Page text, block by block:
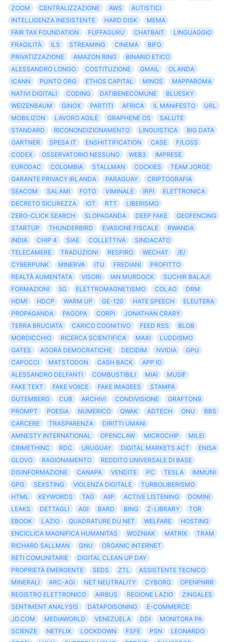
ZOOM
CENTRALIZZAZIONE AWS
AUTISTICI
INTELLIGENZA INESISTENTE
HARD DISK
MEMA
FAIR TAX FOUNDATION
FUFFAGURU CHATBAIT
LINGUAGGIO
FRAGILITÀ
ILS STREAMING CINEMA
BIFO
PRIVATIZZAZIONE
AMAZON RING
BINARIO ETICO
ALESSANDRO LONGO
COSTITUZIONE GMAIL
OLANDA
ICANN
PUNTO ORG ETHOS CAPITAL MINOS
MAPPAROMA
NATIVI DIGITALI
CODING DATIBENECOMUNE
BLUESKY
WEIZENBAUM
GINOX PARTITI AFRICA IL MANIFESTO
URL
MOBILIZON
LAVORO AGILE GRAPHENE OS
SALUTE
STANDARD
RICONONDIZIONAMENTO LINGUISTICA
BIG DATA
GARTNER
SPESA IT ENSHITTIFICATION CASE
F/LOSS
CODEX
OSSERVATORIO NESSUNO WEB3
IMPRESE
EURODAC
COLOMBIA STALLMAN COCKIES
TEAM JORGE
GARANTE PRIVACY IRLANDA
PARAGUAY
CRIPTOGRAFIA
SEACOM
SALAMI FOTO VIMINALE IRPI
ELETTRONICA
DECRETO SICUREZZA
IOT RTT
LIBERISMO
ZERO-CLICK SEARCH
SLOPAGANDA DEEP FAKE
GEOFENCING
STARTUP
THUNDERBIRD EVASIONE FISCALE
RWANDA
INDIA
CHIP 4 SIAE COLLETTIVA
SINDACATO
TELECAMERE
TRADUZIONI RESPIRO WECHAT
/E/
CYBERPUNK
MINERVA ITU FREDIANI
PROFITTO
REALTÀ AUMENTATA
VISORI IAN MURDOCK
SUCHIR BALAJI
FORMAZIONI
5G ELETTROMAGNETISMO COLAO
DRM
HDMI
HDCP WARM UP GE-120 HATE SPEECH
ELEUTERA
PROPAGANDA
PAGOPA CORPI
JONATHAN CRARY
TERRA BRUCIATA
CARICO COGNITIVO FEED RSS
BLOB
MORDICCHIO
RICERCA SCIENTIFICA MAXI
LUDDISMO
GATES
AGORÀ DEMOCRATICHE DECIDIM NVIDIA
GPU
CAPOCCI
MATSTODON CASH BACK
APP IO
ALESSANDRO DELFANTI
COMBUSTIBILI MIAI
MUSIF
FAKE TEXT
FAKE VOIICE FAKE IMAGEES
STAMPA
GUTEMBERG
CUB ARCHIVI CONDIVISIONE
GRAFTON9
PROMPT
POESIA NUMERICO QWAK ADTECH ONU
BBS
CARCERE
TRASPARENZA
DIRITTI UMANI
AMNESTY INTERNATIONAL
OPENCLAW MICROCHIP
MILEI
CRIMETHINC
RDC URUGUAY DIGITAL MARKETS ACT
ENISA
GLOVO
RAGIONAMENTO
REDDITO UNIVERSALE DI BASE
DISINFORMAZIONE
CANAPA VENDITE PC TESLA
IMMUNI
GPG
SEXSTING VIOLENZA DIGITALE
TURBOLIBERISMO
HTML
KEYWORDS TAG AIIP ACTIVE LISTENING
DOMINI
LEAKS
DETTAGLI AGI BARD BING Z-LIBRARY
TOR
EBOOK
LAZIO QUADRATURE DU NET WELFARE
HOSTING
ENCICLICA MAGNIFICA HUMANITAS
WOZNIAK MATRIX
TRAM
RICHARD SALLMAN
GNU
ORGANIC INTERNET
RETI COMUNITARIE
DIGITAL CLEAN UP DAY
PROPRIETÀ EMERGENTE
SEDS ZTL
ASSISTENTE TECNICO
MINERALI
ARC-AGI NET NEUTRALITY CYBORG
OPENPNRR
REGISTRO ELETTRONICO
AIRBUS REGIONE LAZIO
ZINGALES
SENTIMENT ANALYSIS
DATAPOISONING
E-COMMERCE
JD.COM
MEDIAWORLD VENEZUELA DDI
MONITORA PA
SCIENZE
NETFLIX LOCKDOWN FSFE PSN
LEONARDO